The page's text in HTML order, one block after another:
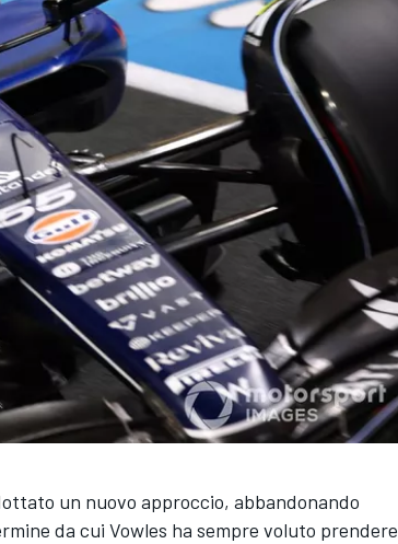
un nuovo approccio, abbandonando
da cui Vowles ha sempre voluto prendere